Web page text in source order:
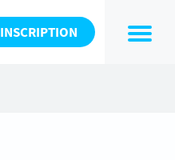
INSCRIPTION